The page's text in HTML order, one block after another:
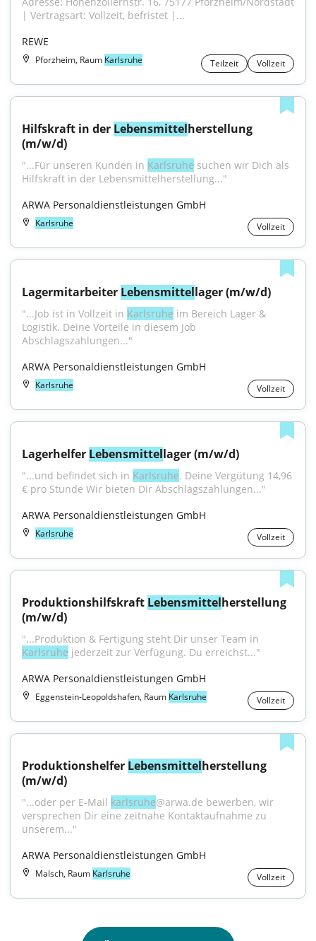
| Vertragsart: Vollzeit, befristet |...
REWE
Pforzheim, Raum Karlsruhe Teilzeit Vollzeit
Hilfskraft in der Lebensmittelherstellung
(m/w/d)
"...Für unseren Kunden in Karlsruhe suchen wir Dich als
Hilfskraft in der Lebensmittelherstellung..."
ARWA Personaldienstleistungen GmbH
Karlsruhe Vollzeit
Lagermitarbeiter Lebensmittellager (m/w/d)
"...Job ist in Vollzeit in Karlsruhe im Bereich Lager &
Logistik. Deine Vorteile in diesem Job
Abschlagszahlungen..."
ARWA Personaldienstleistungen GmbH
Karlsruhe Vollzeit
Lagerhelfer Lebensmittellager (m/w/d)
"...und befindet sich in Karlsruhe. Deine Vergütung 14,96
€ pro Stunde Wir bieten Dir Abschlagszahlungen..."
ARWA Personaldienstleistungen GmbH
Karlsruhe Vollzeit
Produktionshilfskraft Lebensmittelherstellung
(m/w/d)
Karlsruhe jederzeit zur Verfügung. Du erreichst..."
ARWA Personaldienstleistungen GmbH
Eggenstein-Leopoldshafen, Raum Karlsruhe Vollzeit
Produktionshelfer Lebensmittelherstellung
(m/w/d)
"...oder per E-Mail karlsruhe@arwa.de bewerben, wir
versprechen Dir eine zeitnahe Kontaktaufnahme zu
unserem..."
ARWA Personaldienstleistungen GmbH
Malsch, Raum Karlsruhe Vollzeit